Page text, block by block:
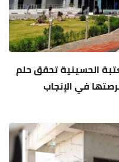
الحسينية تحقق حلم
في الإنجاب